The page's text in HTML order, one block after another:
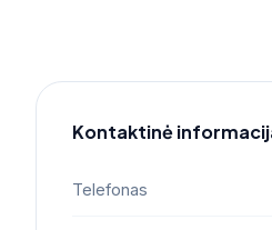
Kontaktinė
Telefonas